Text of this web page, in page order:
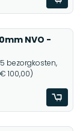
NVO -
bezorgkosten,
100,00)